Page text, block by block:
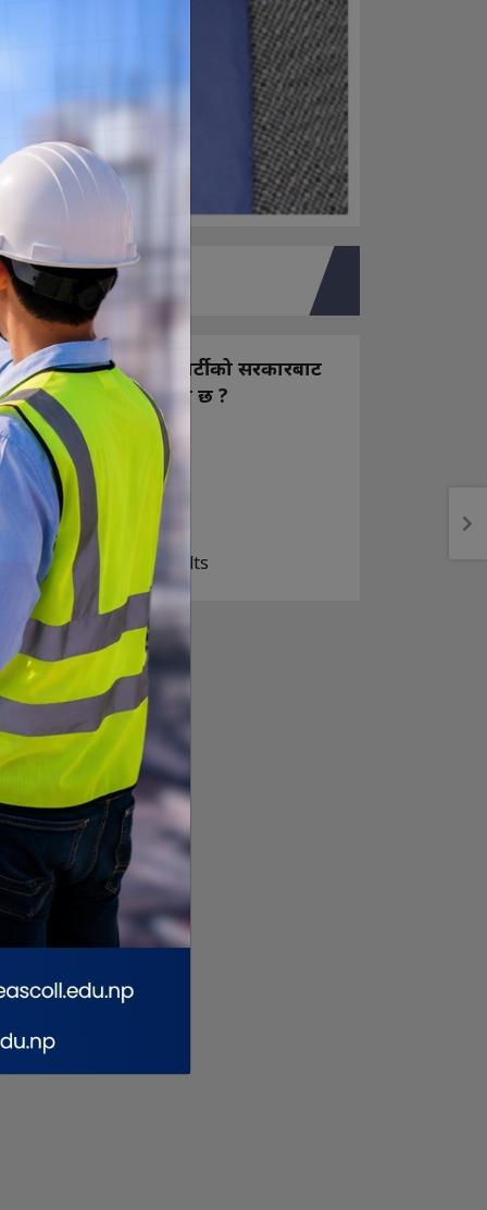
तपाइको मत
नयाँ बन्ने राष्ट्रिय स्वतन्त्र पार्टीको सरकारबाट
कस्तो अपेक्षा राख्नुभएको छ ?
निक्कै आशावादी छौ
खोइ, खासै आशा छैन
ज सुकै होस्
View Results